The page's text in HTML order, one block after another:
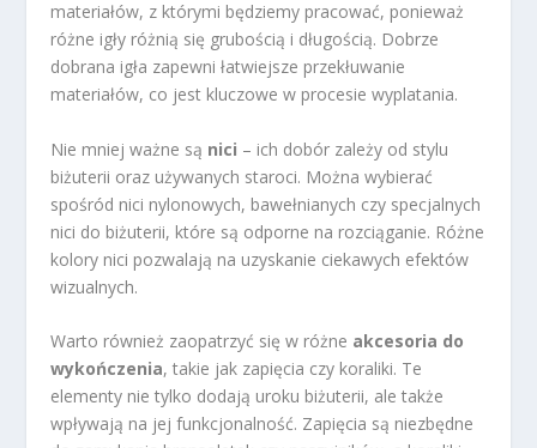
materiałów, z którymi będziemy pracować, ponieważ
różne igły różnią się grubością i długością. Dobrze
dobrana igła zapewni łatwiejsze przekłuwanie
materiałów, co jest kluczowe w procesie wyplatania.
Nie mniej ważne są nici – ich dobór zależy od stylu
biżuterii oraz używanych staroci. Można wybierać
spośród nici nylonowych, bawełnianych czy specjalnych
nici do biżuterii, które są odporne na rozciąganie. Różne
kolory nici pozwalają na uzyskanie ciekawych efektów
wizualnych.
Warto również zaopatrzyć się w różne akcesoria do
wykończenia, takie jak zapięcia czy koraliki. Te
elementy nie tylko dodają uroku biżuterii, ale także
wpływają na jej funkcjonalność. Zapięcia są niezbędne